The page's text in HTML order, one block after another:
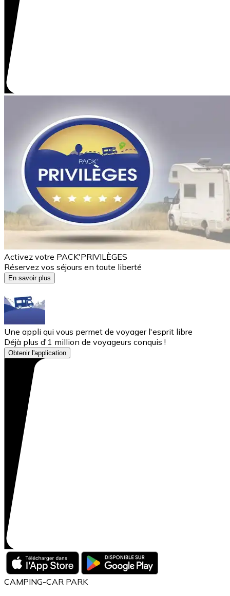
Activez votre PACK'PRIVILÈGES
Réservez vos séjours en toute liberté
En savoir plus
Une appli qui vous permet de voyager l'esprit libre
Déjà plus d'1 million de voyageurs conquis !
Obtenir l'application
CAMPING-CAR PARK